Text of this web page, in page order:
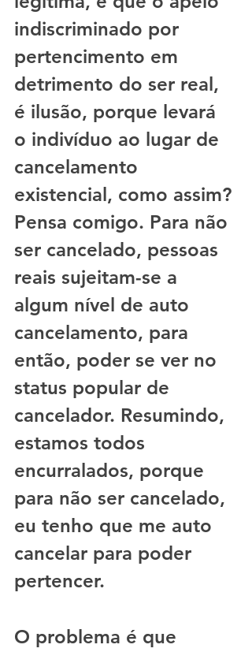
indiscriminado por
pertencimento em
detrimento do ser real,
é ilusão, porque levará
o indivíduo ao lugar de
cancelamento
existencial, como assim?
Pensa comigo. Para não
ser cancelado, pessoas
reais sujeitam-se a
algum nível de auto
cancelamento, para
então, poder se ver no
status popular de
cancelador. Resumindo,
estamos todos
encurralados, porque
para não ser cancelado,
eu tenho que me auto
cancelar para poder
pertencer.
O problema é que